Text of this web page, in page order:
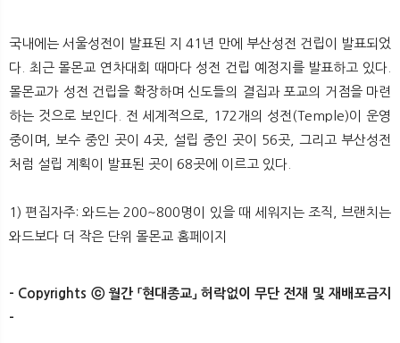
국내에는 서울성전이 발표된 지 41년 만에 부산성전 건립이 발표되었
다. 최근 몰몬교 연차대회 때마다 성전 건립 예정지를 발표하고 있다.
몰몬교가 성전 건립을 확장하며 신도들의 결집과 포교의 거점을 마련
하는 것으로 보인다. 전 세계적으로, 172개의 성전(Temple)이 운영
중이며, 보수 중인 곳이 4곳, 설립 중인 곳이 56곳, 그리고 부산성전
처럼 설립 계획이 발표된 곳이 68곳에 이르고 있다.
1) 편집자주: 와드는 200~800명이 있을 때 세워지는 조직, 브랜치는
와드보다 더 작은 단위 몰몬교 홈페이지
- Copyrights ⓒ 월간 「현대종교」 허락없이 무단 전재 및 재배포금지
-​​​​